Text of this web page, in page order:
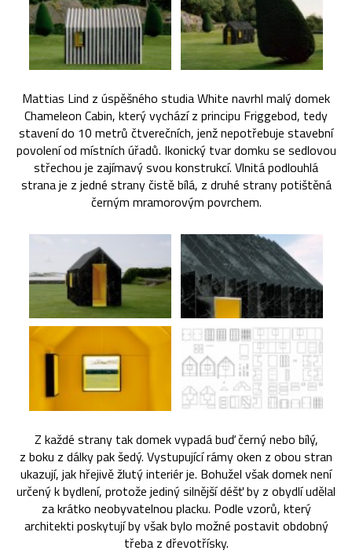
Mattias Lind z úspěšného studia White navrhl malý domek
Chameleon Cabin, který vychází z principu Friggebod, tedy
stavení do 10 metrů čtverečních, jenž nepotřebuje stavební
povolení od místních úřadů. Ikonický tvar domku se sedlovou
střechou je zajímavý svou konstrukcí. Vlnitá podlouhlá
strana je z jedné strany čistě bílá, z druhé strany potištěná
černým mramorovým povrchem.
Z každé strany tak domek vypadá buď černý nebo bílý,
z boku z dálky pak šedý. Vystupující rámy oken z obou stran
ukazují, jak hřejivě žlutý interiér je. Bohužel však domek není
určený k bydlení, protože jediný silnější déšť by z obydlí udělal
za krátko neobyvatelnou placku. Podle vzorů, který
architekti poskytují by však bylo možné postavit obdobný
třeba z dřevotřísky.